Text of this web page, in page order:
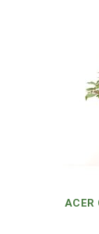
ACER